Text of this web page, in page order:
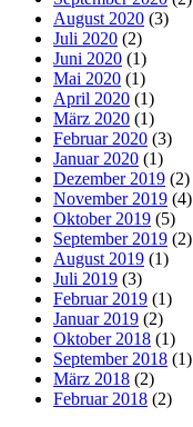
August 2020 (3)
Juli 2020 (2)
Juni 2020 (1)
Mai 2020 (1)
April 2020 (1)
März 2020 (1)
Februar 2020 (3)
Januar 2020 (1)
Dezember 2019 (2)
November 2019 (4)
Oktober 2019 (5)
September 2019 (2)
August 2019 (1)
Juli 2019 (3)
Februar 2019 (1)
Januar 2019 (2)
Oktober 2018 (1)
September 2018 (1)
März 2018 (2)
Februar 2018 (2)